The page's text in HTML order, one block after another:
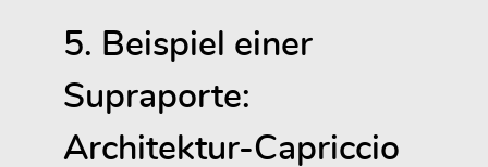
5. Beispiel einer
Supraporte:
Architektur-Capriccio